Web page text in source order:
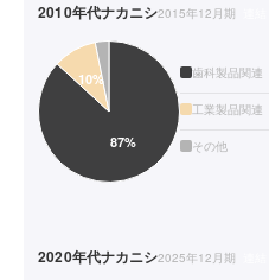
2010年代ナカニシ2015年12月期
歯科製品関連
工業製品関連
その他
2020年代ナカニシ2025年12月期